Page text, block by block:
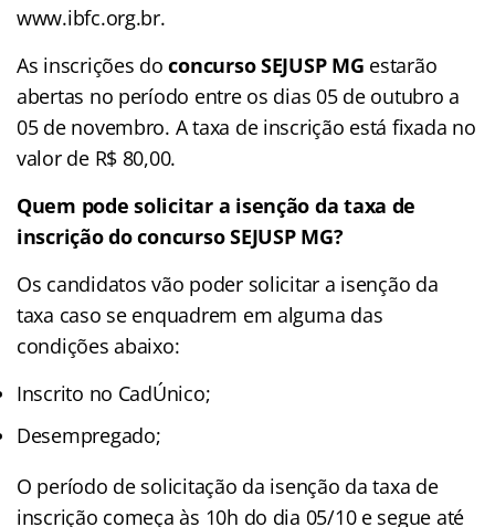
www.ibfc.org.br.
As inscrições do concurso SEJUSP MG estarão
abertas no período entre os dias 05 de outubro a
05 de novembro. A taxa de inscrição está fixada no
valor de R$ 80,00.
Quem pode solicitar a isenção da taxa de
inscrição do concurso SEJUSP MG?
Os candidatos vão poder solicitar a isenção da
taxa caso se enquadrem em alguma das
condições abaixo:
Inscrito no CadÚnico;
Desempregado;
O período de solicitação da isenção da taxa de
inscrição começa às 10h do dia 05/10 e segue até